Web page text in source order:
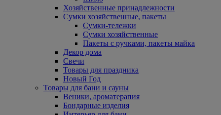
Хозяйственные принадлежности
Сумки хозяйственные, пакеты
Сумки-тележки
Сумки хозяйственные
Пакеты с ручками, пакеты майка
Декор дома
Свечи
Товары для праздника
Новый Год
Товары для бани и сауны
Веники, ароматерапия
Бондарные изделия